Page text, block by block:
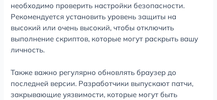
необходимо проверить настройки безопасности.
Рекомендуется установить уровень защиты на
высокий или очень высокий, чтобы отключить
выполнение скриптов, которые могут раскрыть вашу
личность.
Также важно регулярно обновлять браузер до
последней версии. Разработчики выпускают патчи,
закрывающие уязвимости, которые могут быть